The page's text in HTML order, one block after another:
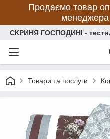
Продаємо товар
СКРИНЯ ГОСПОДИНІ -
Товари та послуги